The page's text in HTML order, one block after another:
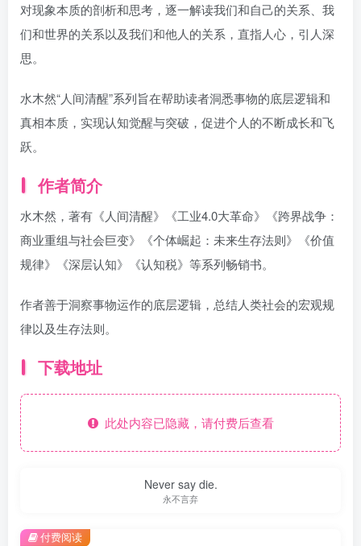
对现象本质的剖析和思考，逐一解读我们和自己的关系、我
们和世界的关系以及我们和他人的关系，直指人心，引人深
思。
水木然“人间清醒”系列旨在帮助读者洞悉事物的底层逻辑和
真相本质，实现认知觉醒与突破，促进个人的不断成长和飞
跃。
作者简介
水木然，著有《人间清醒》《工业4.0大革命》《跨界战争：
商业重组与社会巨变》《个体崛起：未来生存法则》《价值
规律》《深层认知》《认知税》等系列畅销书。
作者善于洞察事物运作的底层逻辑，总结人类社会的宏观规
律以及生存法则。
下载地址
此处内容已隐藏，请付费后查看
Never say die.
永不言弃
付费阅读